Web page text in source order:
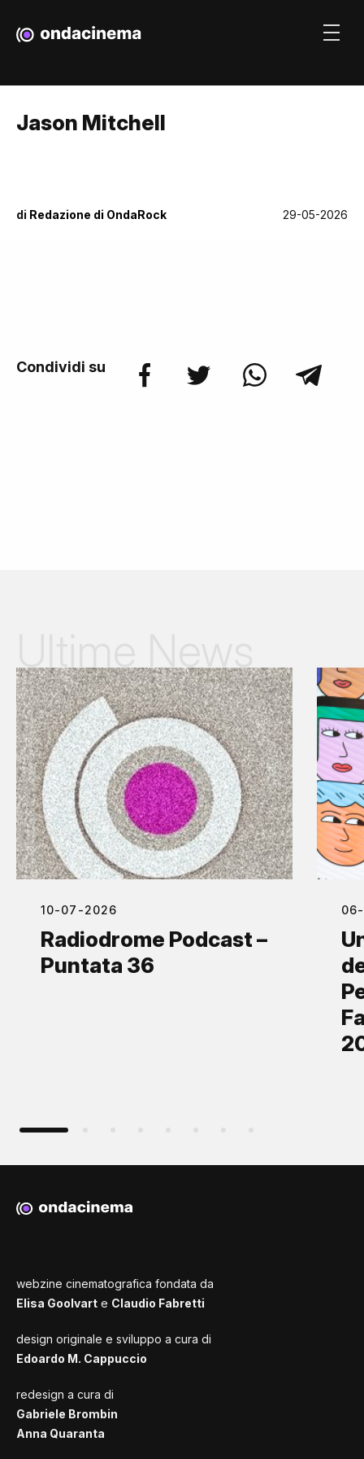
Jason Mitchell
di Redazione di OndaRock 29-05-2026
Condividi su
10-07-2026
Radiodrome Podcast –
Puntata 36
webzine cinematografica fondata da
Elisa Goolvart e Claudio Fabretti
design originale e sviluppo a cura di
Edoardo M. Cappuccio
redesign a cura di
Gabriele Brombin
Anna Quaranta